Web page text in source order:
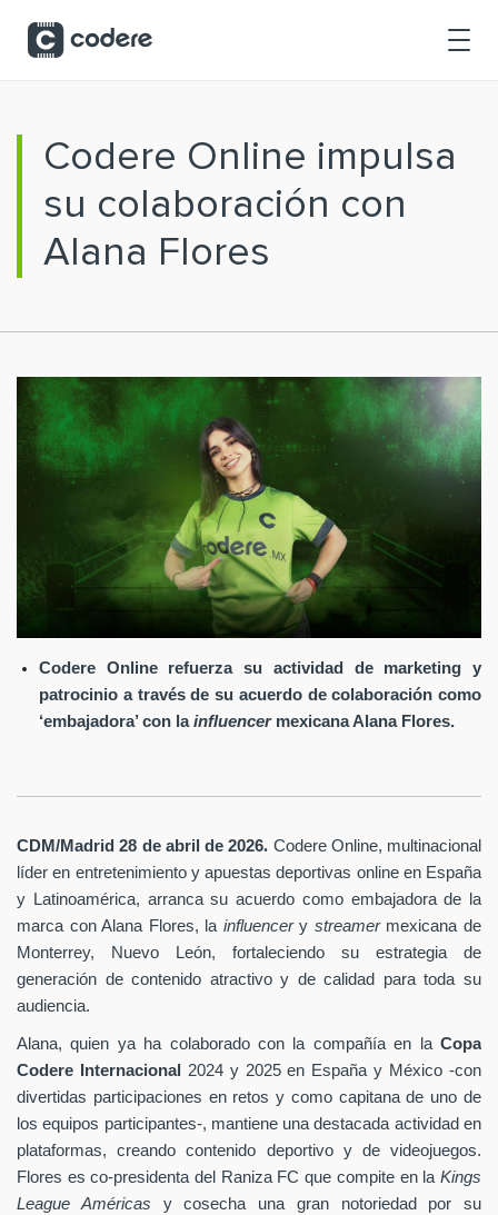
Codere Online impulsa
su colaboración con
Alana Flores
Codere Online refuerza su actividad de marketing y
patrocinio a través de su acuerdo de colaboración como
‘embajadora’ con lainfluencermexicana Alana Flores.
CDM/Madrid 28 de abril de 2026. Codere Online, multinacional
líder en entretenimiento y apuestas deportivas online en España
y Latinoamérica, arranca su acuerdo como embajadora de la
marca con Alana Flores, la influencery streamer mexicana de
Monterrey, Nuevo León, fortaleciendo su estrategia de
generación de contenido atractivo y de calidad para toda su
audiencia.
Alana, quien ya ha colaborado con la compañía en la Copa
Codere Internacional 2024 y 2025 en España y México -con
divertidas participaciones en retos y como capitana de uno de
los equipos participantes-, mantiene una destacada actividad en
plataformas, creando contenido deportivo y de videojuegos.
Flores es co-presidenta del Raniza FC que compite en la Kings
League Américas y cosecha una gran notoriedad por su